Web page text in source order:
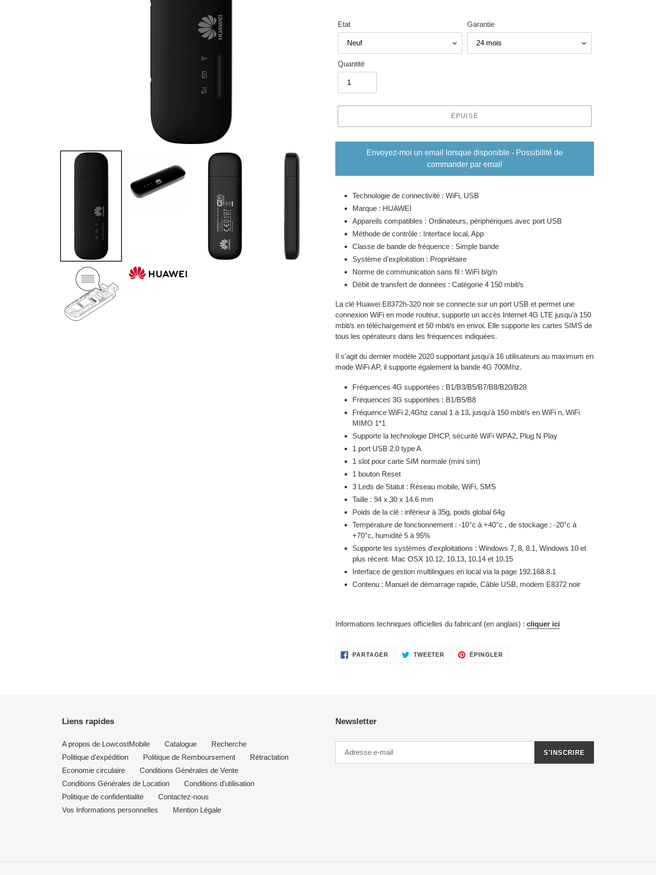
Etat Garantie
Quantité
ÉPUISÉ
Envoyez-moi un email lorsque disponible - Possibilité de
commander par email
d'un
produit
panier
Technologie de connectivité : WiFi, USB
Marque : HUAWEI
Appareils compatibles : Ordinateurs, périphériques avec port USB
Méthode de contrôle : Interface local, App
Classe de bande de fréquence : Simple bande
Système d'exploitation : Propriétaire
Norme de communication sans fil : WiFi b/g/n
Débit de transfert de données : Catégorie 4 150 mbit/s
La clé Huawei E8372h-320 noir se connecte sur un port USB et permet une
connexion WiFi en mode routeur, supporte un accès Internet 4G LTE jusqu'à 150
mbit/s en téléchargement et 50 mbit/s en envoi. Elle supporte les cartes SIMS de
tous les opérateurs dans les fréquences indiquées.
Il s'agit du dernier modèle 2020 supportant jusqu'à 16 utilisateurs au maximum en
mode WiFi AP, il supporte également la bande 4G 700Mhz.
Fréquences 4G supportées : B1/B3/B5/B7/B8/B20/B28
Fréquences 3G supportées : B1/B5/B8
Fréquence WiFi 2,4Ghz canal 1 à 13, jusqu'à 150 mbit/s en WiFi n, WiFi
MIMO 1*1
Supporte la technologie DHCP, sécurité WiFi WPA2, Plug N Play
1 port USB 2.0 type A
1 slot pour carte SIM normale (mini sim)
1 bouton Reset
3 Leds de Statut : Réseau mobile, WiFi, SMS
Taille : 94 x 30 x 14.6 mm
Poids de la clé : inférieur à 35g, poids global 64g
Température de fonctionnement : -10°c à +40°c , de stockage : -20°c à
+70°c, humidité 5 à 95%
Supporte les systèmes d'exploitations : Windows 7, 8, 8.1, Windows 10 et
plus récent. Mac OSX 10.12, 10.13, 10.14 et 10.15
Interface de gestion multilingues en local via la page 192.168.8.1
Contenu : Manuel de démarrage rapide, Câble USB, modem E8372 noir
Informations techniques officielles du fabricant (en anglais) : cliquer ici
PARTAGER PARTAGER
SUR
TWEETER TWEETER
SUR
ÉPINGLER
Liens rapides
A propos de LowcostMobile Catalogue
Recherche
Politique d'expédition
Politique de Remboursement
Rétractation
Economie circulaire
Conditions Générales de Vente
Conditions Générales de Location
Conditions d'utilisation
Politique de confidentialité
Contactez-nous
Vos Informations personnelles
Mention Légale
Newsletter
S'INSCRIRE